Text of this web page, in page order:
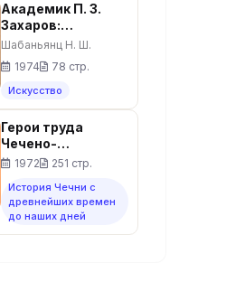
Академик П. З.
Захаров:
Художник из
чеченцев (1816 –
1846 гг.)
Шабаньянц Н. Ш.
1974
78 стр.
Искусство
Герои труда
Чечено-
Ингушетии:
1972 251 стр.
История Чечни с
древнейших времен
до наших дней